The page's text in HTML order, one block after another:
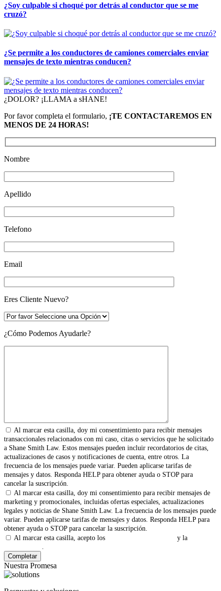
¿Soy culpable si choqué por detrás al conductor que se me
cruzó?
¿Se permite a los conductores de camiones comerciales enviar
mensajes de texto mientras conducen?
¿DOLOR? ¡LLAMA a sHANE!
Por favor completa el formulario, ¡TE CONTACTAREMOS EN
MENOS DE 24 HORAS!
Nombre
Apellido
Telefono
Email
Eres Cliente Nuevo?
¿Cómo Podemos Ayudarle?
Al marcar esta casilla, doy mi consentimiento para recibir mensajes
transaccionales relacionados con mi caso, citas o servicios que he solicitado
a Shane Smith Law. Estos mensajes pueden incluir recordatorios de citas,
actualizaciones de casos y notificaciones de cuenta, entre otros. La
frecuencia de los mensajes puede variar. Pueden aplicarse tarifas de
mensajes y datos. Responda HELP para obtener ayuda o STOP para
cancelar la suscripción.
Al marcar esta casilla, doy mi consentimiento para recibir mensajes de
marketing y promocionales, incluidas ofertas especiales, actualizaciones
legales y noticias de Shane Smith Law. La frecuencia de los mensajes puede
variar. Pueden aplicarse tarifas de mensajes y datos. Responda HELP para
obtener ayuda o STOP para cancelar la suscripción.
Al marcar esta casilla, acepto los
y la
.
Nuestra Promesa